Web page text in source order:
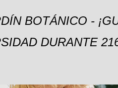
BOTÁNICO -
DURANTE